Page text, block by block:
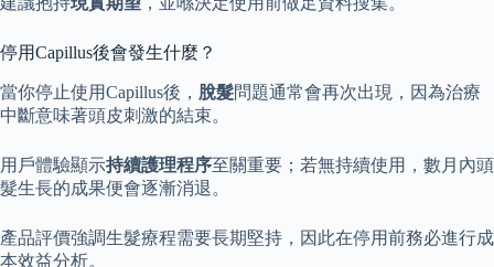
停用Capillus後會發生什麼？
當你停止使用Capillus後， 脫髮問題通常會再次出現，因為治療
中斷意味著頭皮刺激的結束。
用戶體驗顯示持續護理程序至關重要；若無持續使用，數月內頭
髮生長的成果便會逐漸消退。
產品評價強調生髮療程需要長期堅持，因此在停用前務必進行成
本效益分析。